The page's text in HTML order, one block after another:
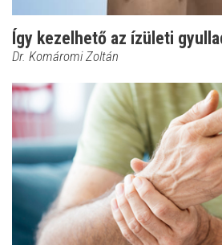
Így kezelhető az ízületi
Dr. Komáromi Zoltán